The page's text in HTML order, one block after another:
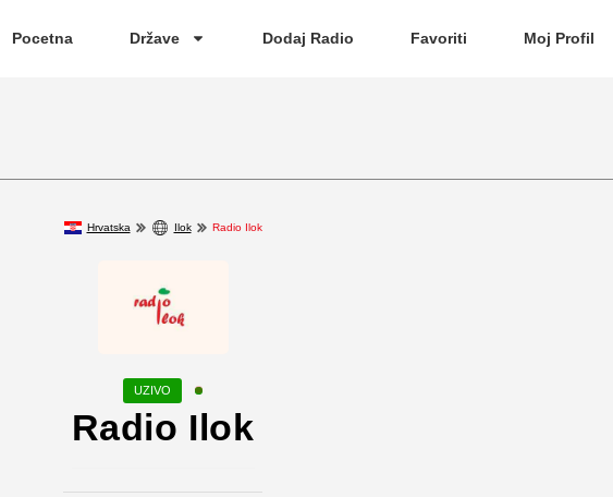
Pocetna Države Dodaj Radio Favoriti Moj Profil
Hrvatska Ilok Radio Ilok
Radio Ilok